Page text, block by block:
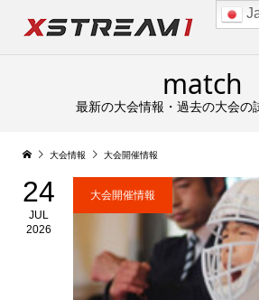
match
最新の大会情報・過去の大会の
大会情報 大会開催情報
24
JUL
2026
大会開催情報